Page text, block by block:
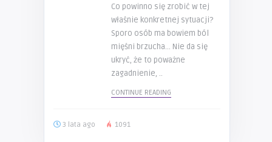
Co powinno się zrobić w tej
właśnie konkretnej sytuacji?
Sporo osób ma bowiem ból
mięśni brzucha… Nie da się
ukryć, że to poważne
zagadnienie, ..
CONTINUE READING
3 lata ago 1091